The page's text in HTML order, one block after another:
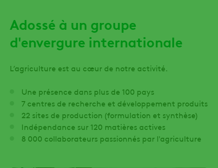
Adossé à un groupe
d'envergure internationale
L’agriculture est au cœur de notre activité.
Une présence dans plus de 100 pays
7 centres de recherche et développement produits
22 sites de production (formulation et synthèse)
Indépendance sur 120 matières actives
8 000 collaborateurs passionnés par l'agriculture